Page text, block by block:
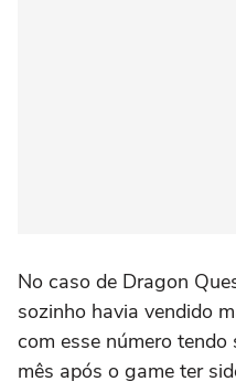
No caso de Dragon
sozinho havia vendido
com esse número
mês após o game ter